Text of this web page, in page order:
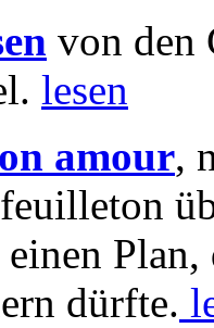
von den
lesen
amour,
Plan,
dürfte.